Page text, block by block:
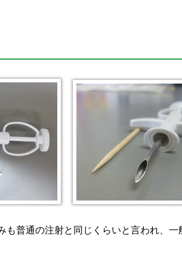
も普通の注射と同じくらいと言われ、